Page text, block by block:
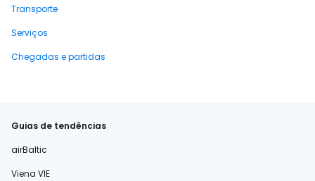
Transporte
Serviços
Chegadas e partidas
Guias de tendências
airBaltic
Viena VIE